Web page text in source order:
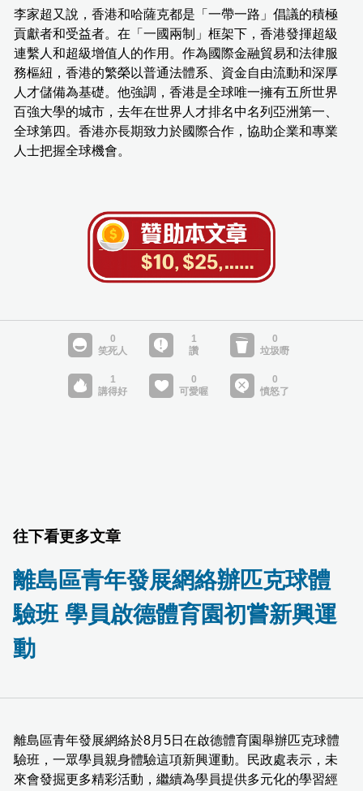
李家超又說，香港和哈薩克都是「一帶一路」倡議的積極
貢獻者和受益者。在「一國兩制」框架下，香港發揮超級
連繫人和超級增值人的作用。作為國際金融貿易和法律服
務樞紐，香港的繁榮以普通法體系、資金自由流動和深厚
人才儲備為基礎。他強調，香港是全球唯一擁有五所世界
百強大學的城市，去年在世界人才排名中名列亞洲第一、
全球第四。香港亦長期致力於國際合作，協助企業和專業
人士把握全球機會。
往下看更多文章
離島區青年發展網絡辦匹克球體
驗班 學員啟德體育園初嘗新興運
動
離島區青年發展網絡於8月5日在啟德體育園舉辦匹克球體
驗班，一眾學員親身體驗這項新興運動。民政處表示，未
來會發掘更多精彩活動，繼續為學員提供多元化的學習經